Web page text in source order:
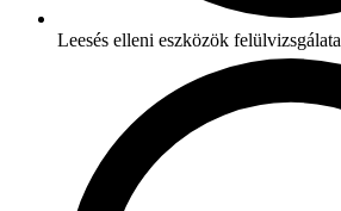
Leesés elleni eszközök felülvizsgálata